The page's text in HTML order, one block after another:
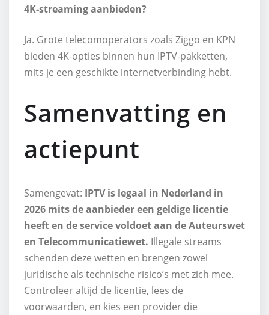
4K‑streaming aanbieden?
Ja. Grote telecomoperators zoals Ziggo en KPN
bieden 4K‑opties binnen hun IPTV‑pakketten,
mits je een geschikte internetverbinding hebt.
Samenvatting en
actiepunt
Samengevat: IPTV is legaal in Nederland in
2026 mits de aanbieder een geldige licentie
heeft en de service voldoet aan de Auteurswet
en Telecommunicatiewet. Illegale streams
schenden deze wetten en brengen zowel
juridische als technische risico’s met zich mee.
Controleer altijd de licentie, lees de
voorwaarden, en kies een provider die